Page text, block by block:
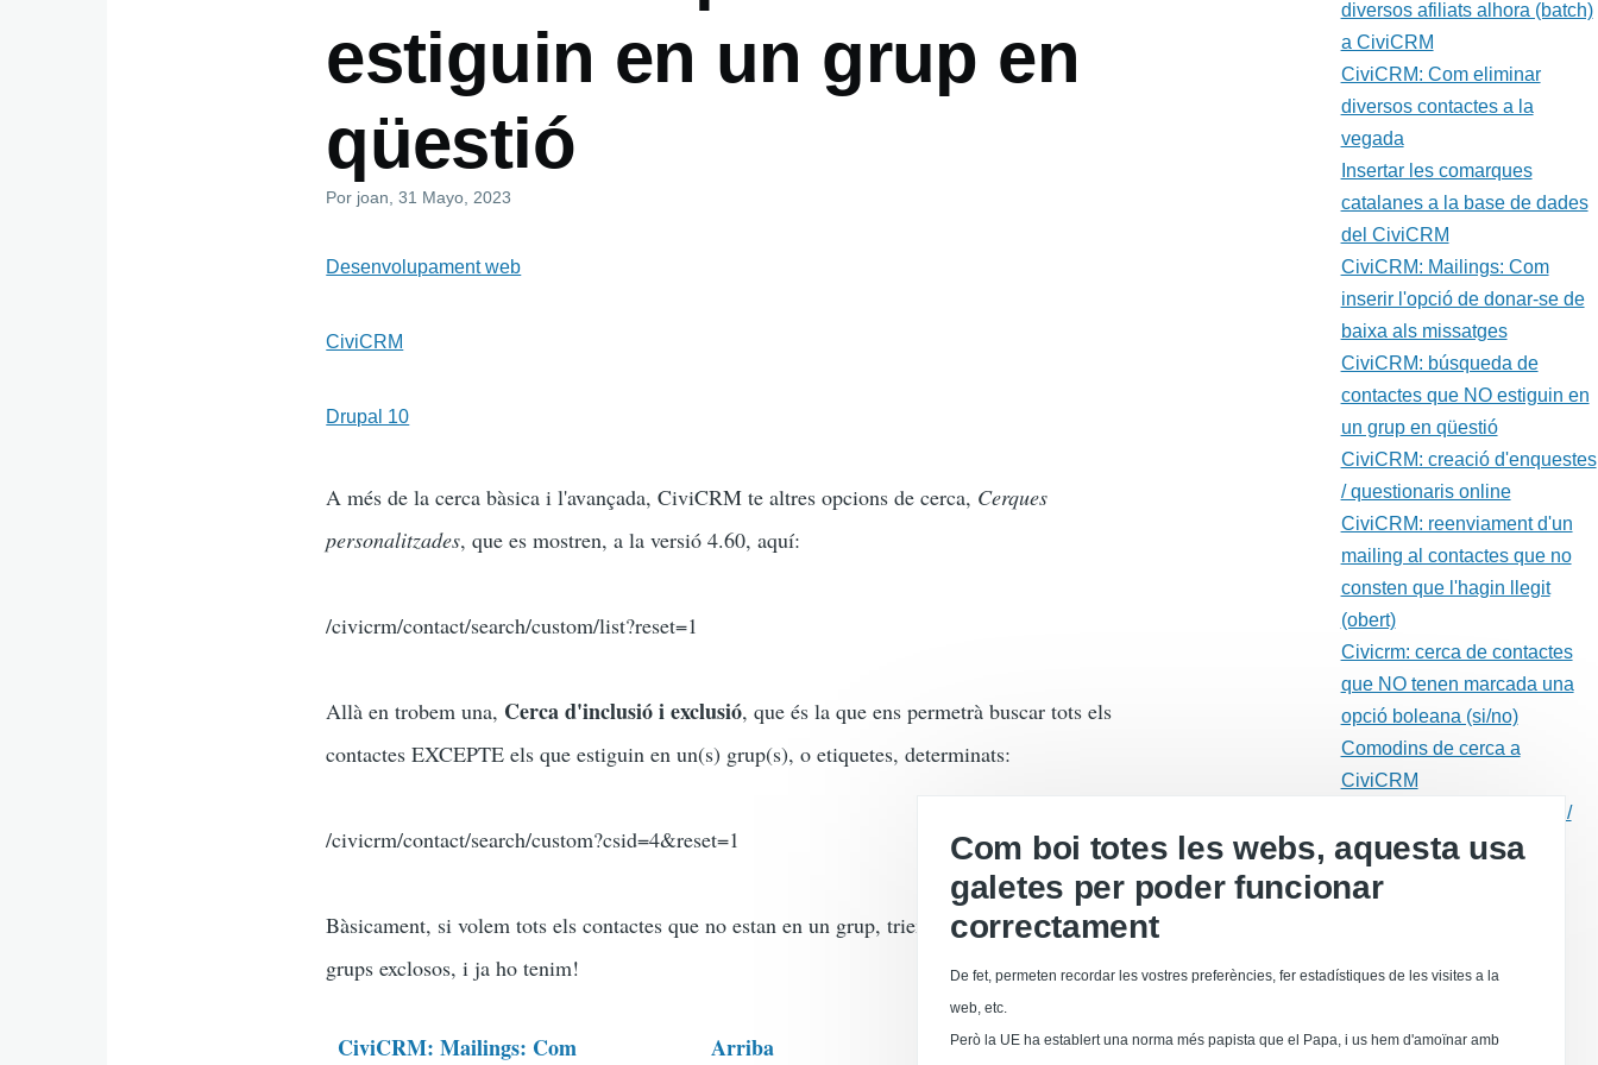
estiguin en un grup en
qüestió
Por joan , 31 Mayo, 2023
Desenvolupament web
CiviCRM
Drupal 10
A més de la cerca bàsica i l'avançada, CiviCRM te altres opcions de cerca, Cerques
personalitzades, que es mostren, a la versió 4.60, aquí:
/civicrm/contact/search/custom/list?reset=1
Allà en trobem una, Cerca d'inclusió i exclusió, que és la que ens permetrà buscar tots els
contactes EXCEPTE els que estiguin en un(s) grup(s), o etiquetes, determinats:
/civicrm/contact/search/custom?csid=4&reset=1
Bàsicament, si volem tots els contactes que no estan en un grup, triem aquest grup al camp de
grups exclosos, i ja ho tenim!
CiviCRM: Mailings: Com
Arriba
CiviCRM: creació
diversos afiliats alhora (batch)
a CiviCRM
CiviCRM: Com eliminar
diversos contactes a la
vegada
Insertar les comarques
catalanes a la base de dades
del CiviCRM
CiviCRM: Mailings: Com
inserir l'opció de donar-se de
baixa als missatges
CiviCRM: búsqueda de
contactes que NO estiguin en
un grup en qüestió
CiviCRM: creació d'enquestes
/ questionaris online
CiviCRM: reenviament d'un
mailing al contactes que no
consten que l'hagin llegit
(obert)
Civicrm: cerca de contactes
que NO tenen marcada una
opció boleana (si/no)
Comodins de cerca a
CiviCRM
Gestió dels rebots (retorns /
"bounces")
Correu electrònic
Calaix de sastre
Com boi totes les webs, aquesta usa
galetes per poder funcionar
correctament
De fet, permeten recordar les vostres preferències, fer estadístiques de les visites a la
web, etc.
Però la UE ha establert una norma més papista que el Papa, i us hem d'amoïnar amb